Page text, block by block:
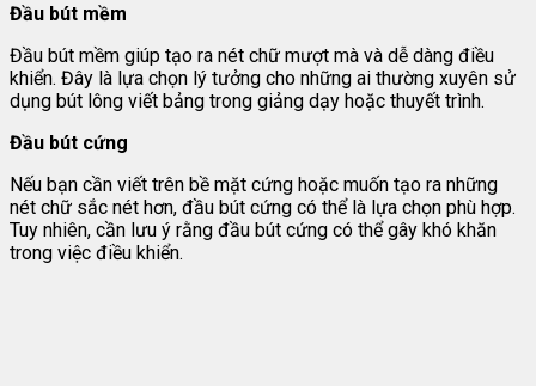
Đầu bút mềm
Đầu bút mềm giúp tạo ra nét chữ mượt mà và dễ dàng điều
khiển. Đây là lựa chọn lý tưởng cho những ai thường xuyên sử
dụng bút lông viết bảng trong giảng dạy hoặc thuyết trình.
Đầu bút cứng
Nếu bạn cần viết trên bề mặt cứng hoặc muốn tạo ra những
nét chữ sắc nét hơn, đầu bút cứng có thể là lựa chọn phù hợp.
Tuy nhiên, cần lưu ý rằng đầu bút cứng có thể gây khó khăn
trong việc điều khiển.